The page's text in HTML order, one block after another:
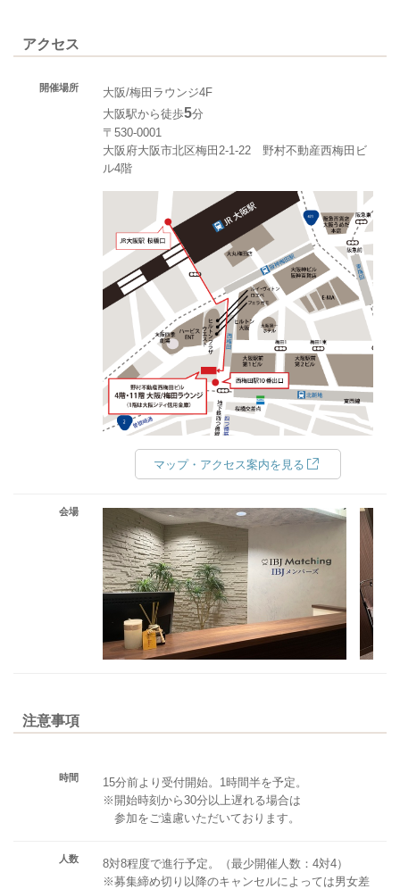
アクセス
開催場所
大阪/梅田ラウンジ4F
大阪駅から徒歩5分
〒530-0001
大阪府大阪市北区梅田2-1-22 野村不動産西梅田ビ
ル4階
マップ・アクセス案内を見る
会場
注意事項
時間
15分前より受付開始。1時間半を予定。
※開始時刻から30分以上遅れる場合は
参加をご遠慮いただいております。
人数
8対8程度で進行予定。（最少開催人数：4対4）
※募集締め切り以降のキャンセルによっては男女差